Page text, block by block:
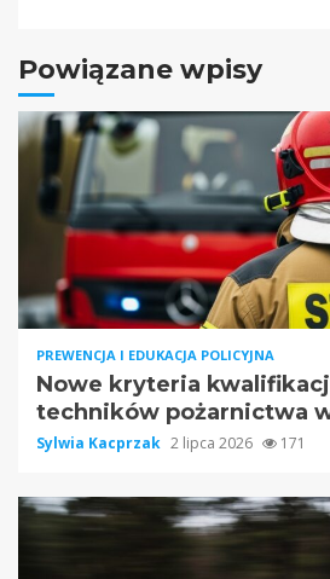
Powiązane wpisy
PREWENCJA I EDUKACJA POLICYJNA
Nowe kryteria
techników pożarnictwa
Sylwia Kacprzak 2 lipca 2026 171